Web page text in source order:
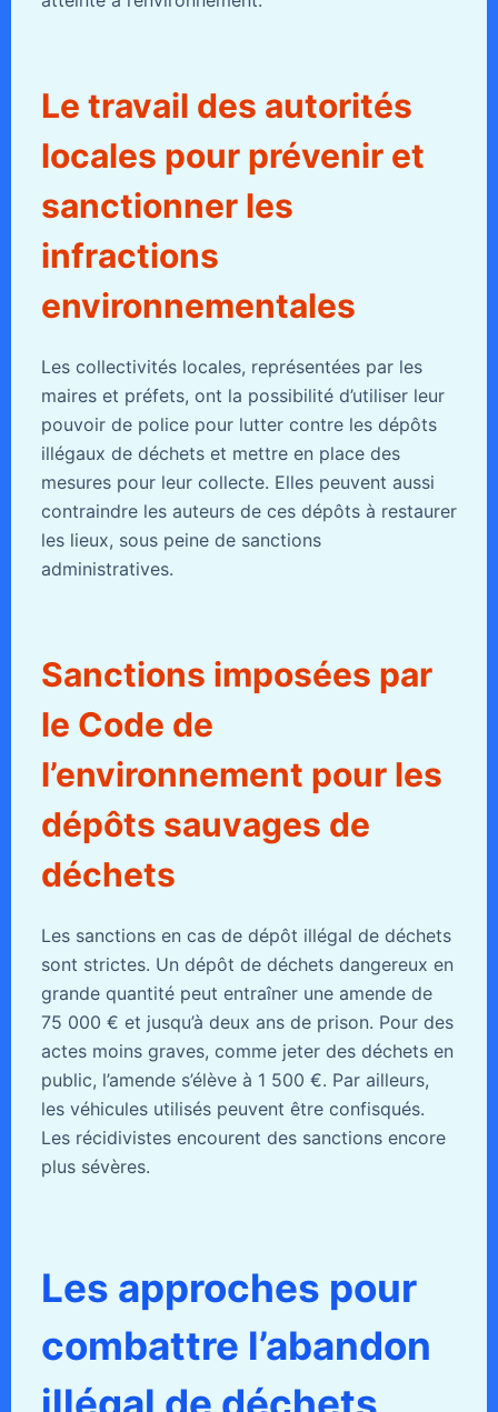
Le travail des autorités
locales pour prévenir et
sanctionner les
infractions
environnementales
Les collectivités locales, représentées par les
maires et préfets, ont la possibilité d’utiliser leur
pouvoir de police pour lutter contre les dépôts
illégaux de déchets et mettre en place des
mesures pour leur collecte. Elles peuvent aussi
contraindre les auteurs de ces dépôts à restaurer
les lieux, sous peine de sanctions
administratives.
Sanctions imposées par
le Code de
l’environnement pour les
dépôts sauvages de
déchets
Les sanctions en cas de dépôt illégal de déchets
sont strictes. Un dépôt de déchets dangereux en
grande quantité peut entraîner une amende de
75 000 € et jusqu’à deux ans de prison. Pour des
actes moins graves, comme jeter des déchets en
public, l’amende s’élève à 1 500 €. Par ailleurs,
les véhicules utilisés peuvent être confisqués.
Les récidivistes encourent des sanctions encore
plus sévères.
Les approches pour
combattre l’abandon